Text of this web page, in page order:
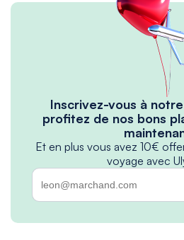
Inscrivez-vous à
profitez de nos bons
Et en plus vous avez 10€
voyage avec